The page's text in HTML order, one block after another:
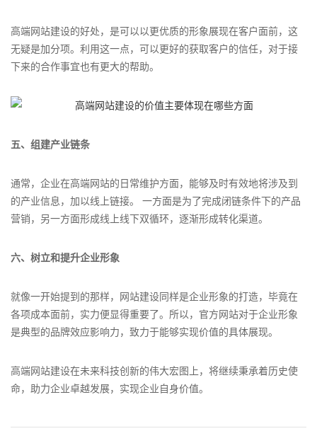
高端网站建设的好处，是可以以更优质的形象展现在客户面前，这
无疑是加分项。利用这一点，可以更好的获取客户的信任，对于接
下来的合作事宜也有更大的帮助。
五、组建产业链条
通常，企业在高端网站的日常维护方面，能够及时有效地将涉及到
的产业信息，加以线上链接。 一方面是为了完成闭链条件下的产品
营销，另一方面形成线上线下双循环，逐渐形成转化渠道。
六、树立和提升企业形象
就像一开始提到的那样，网站建设同样是企业形象的打造，毕竟在
各项成本面前，实力便显得重要了。所以，官方网站对于企业形象
是典型的品牌效应影响力，致力于能够实现价值的具体展现。
高端网站建设在未来科技创新的伟大宏图上，将继续秉承着历史使
命，助力企业卓越发展，实现企业自身价值。